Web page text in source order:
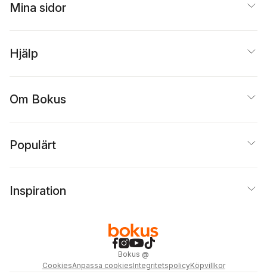
Mina sidor
Hjälp
Om Bokus
Populärt
Inspiration
Bokus @
CookiesAnpassa cookiesIntegritetspolicyKöpvillkor